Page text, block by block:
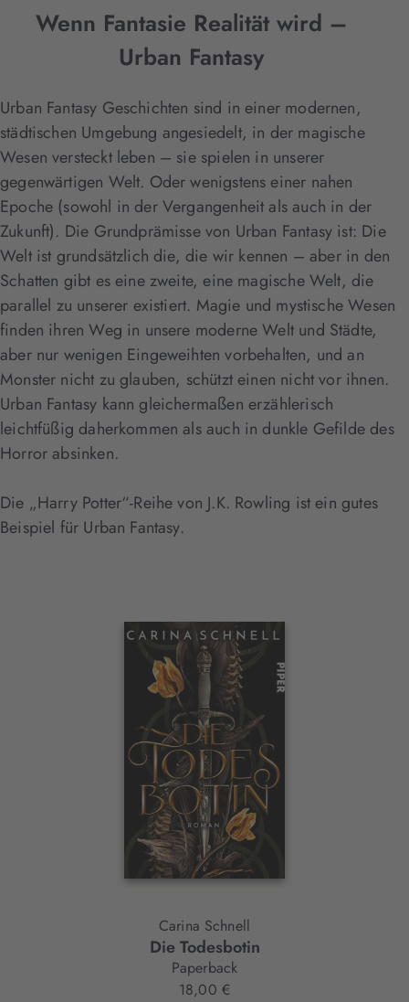
Wenn Fantasie Realität wird –
Urban Fantasy
Urban Fantasy Geschichten sind in einer modernen,
städtischen Umgebung angesiedelt, in der magische
Wesen versteckt leben – sie spielen in unserer
gegenwärtigen Welt. Oder wenigstens einer nahen
Epoche (sowohl in der Vergangenheit als auch in der
Zukunft). Die Grundprämisse von Urban Fantasy ist: Die
Welt ist grundsätzlich die, die wir kennen – aber in den
Schatten gibt es eine zweite, eine magische Welt, die
parallel zu unserer existiert. Magie und mystische Wesen
finden ihren Weg in unsere moderne Welt und Städte,
aber nur wenigen Eingeweihten vorbehalten, und an
Monster nicht zu glauben, schützt einen nicht vor ihnen.
Urban Fantasy kann gleichermaßen erzählerisch
leichtfüßig daherkommen als auch in dunkle Gefilde des
Horror absinken.
Die „Harry Potter“-Reihe von J.K. Rowling ist ein gutes
Beispiel für Urban Fantasy.
Interaktives
Carina Schnell
Die Todesbotin
Paperback
18,00 €